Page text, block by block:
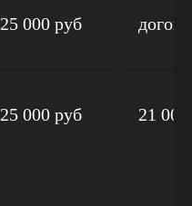
25 000 руб
25 000 руб 21